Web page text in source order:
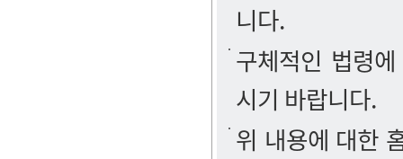
니다.
구체적인 법령
시기 바랍니다.
위 내용에 대한